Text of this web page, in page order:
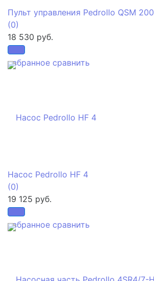
избранное сравнить
Пульт управления Pedrollo QSM 200
(0)
18 530 руб.
избранное сравнить
Насос Pedrollo HF 4
(0)
19 125 руб.